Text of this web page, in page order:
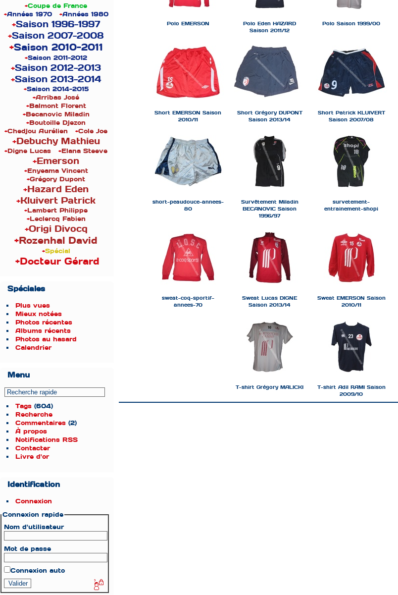
+Coupe de France
+Années 1970 +Années 1980
+Saison 1996-1997
+Saison 2007-2008
+Saison 2010-2011
+Saison 2011-2012
+Saison 2012-2013
+Saison 2013-2014
+Saison 2014-2015
+Arribas José
+Balmont Florent
+Becanovic Miladin
+Boutoille Djezon
+Chedjou Aurélien +Cole Joe
+Debuchy Mathieu
+Digne Lucas +Elana Steeve
+Emerson
+Enyeama Vincent
+Grégory Dupont
+Hazard Eden
+Kluivert Patrick
+Lambert Philippe
+Leclercq Fabien
+Origi Divocq
+Rozenhal David
+Spécial
+Docteur Gérard
Spéciales
Plus vues
Mieux notées
Photos récentes
Albums récents
Photos au hasard
Calendrier
Menu
Tags (604)
Recherche
Commentaires (2)
À propos
Notifications RSS
Contacter
Livre d'or
Identification
Connexion
Connexion rapide
Nom d'utilisateur
Mot de passe
Connexion auto
Polo EMERSON
Polo Eden HAZARD
Saison 2011/12
Polo Saison 1999/00
Short EMERSON Saison
2010/11
Short Grégory DUPONT
Saison 2013/14
Short Patrick KLUIVERT
Saison 2007/08
short-peaudouce-annees-
80
Survêtement Miladin
BECANOVIC Saison
1996/97
survetement-
entrainement-shopi
sweat-coq-sportif-
annees-70
Sweat Lucas DIGNE
Saison 2013/14
Sweat EMERSON Saison
2010/11
T-shirt Grégory MALICKI
T-shirt Adil RAMI Saison
2009/10